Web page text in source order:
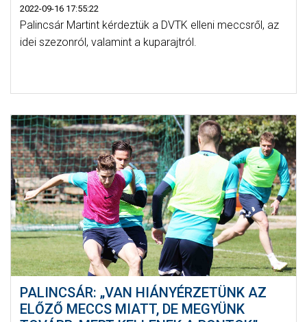
2022-09-16 17:55:22
Palincsár Martint kérdeztük a DVTK elleni meccsről, az
idei szezonról, valamint a kuparajtról.
PALINCSÁR: „VAN HIÁNYÉRZETÜNK AZ
ELŐZŐ MECCS MIATT, DE MEGYÜNK